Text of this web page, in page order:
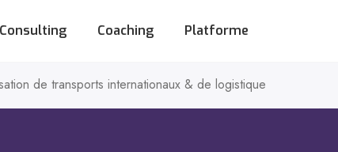
Consulting Coaching Platforme
de transports internationaux & de logistique